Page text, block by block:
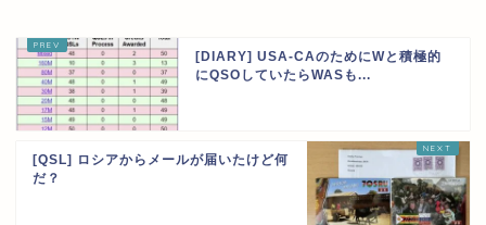
[DIARY] USA-CAのためにWと積極的
にQSOしていたらWASも...
[QSL] ロシアからメールが届いたけど何
だ？